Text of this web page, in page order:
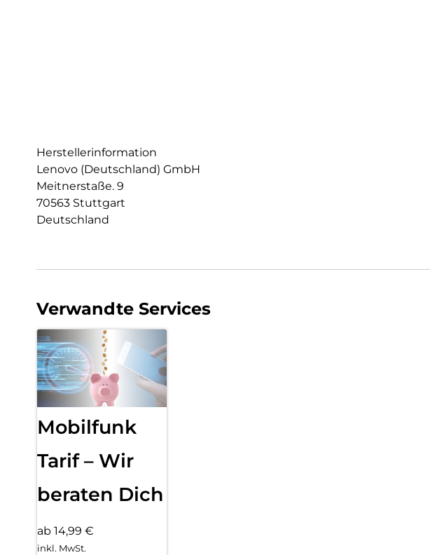
Herstellerinformation
Lenovo (Deutschland) GmbH
Meitnerstaße. 9
70563 Stuttgart
Deutschland
Verwandte Services
Mobilfunk
Tarif – Wir
beraten Dich
ab 14,99 €
inkl. MwSt.